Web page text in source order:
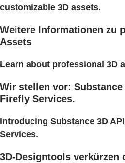
customizable 3D assets.
Weitere Informationen zu
Assets
Learn about professional 3D
Wir stellen vor: Substance
Firefly Services.
Introducing Substance 3D
Services.
3D-Designtools verkürzen